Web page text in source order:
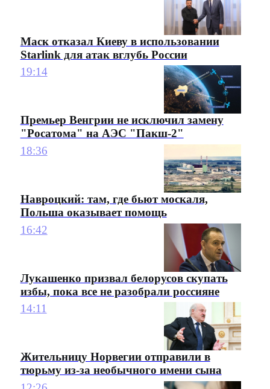
Маск отказал Киеву в использовании
Starlink для атак вглубь России
19:14
Премьер Венгрии не исключил замену
"Росатома" на АЭС "Пакш-2"
18:36
Навроцкий: там, где бьют москаля,
Польша оказывает помощь
16:42
Лукашенко призвал белорусов скупать
избы, пока все не разобрали россияне
14:11
Жительницу Норвегии отправили в
тюрьму из-за необычного имени сына